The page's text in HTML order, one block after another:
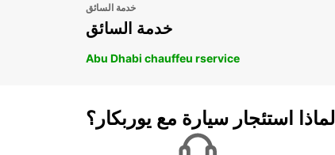
خدمة السائق
خدمة السائق
Abu Dhabi chauffeu rservice
لماذا استئجار سيارة مع يوربكار؟